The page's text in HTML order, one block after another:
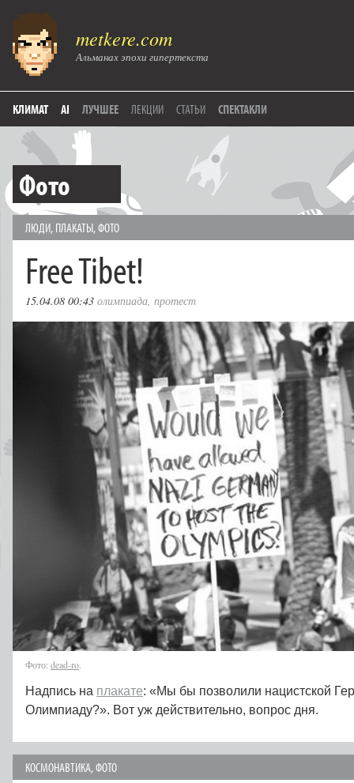
metkere.com
Альманах эпохи гипертекста
КЛИМАТ AI ЛУЧШЕЕ ЛЕКЦИИ СТАТЬИ СПЕКТАКЛИ
Фото
ЛЮДИ, ПЛАКАТЫ,ФОТО
Free Tibet!
15.04.08 00:43 олимпиада, протест
Фото: dead-ro
Надпись на плакате: «Мы бы позволили нацистской
Олимпиаду?». Вот уж действительно, вопрос дня.
КОСМОНАВТИКА,ФОТО